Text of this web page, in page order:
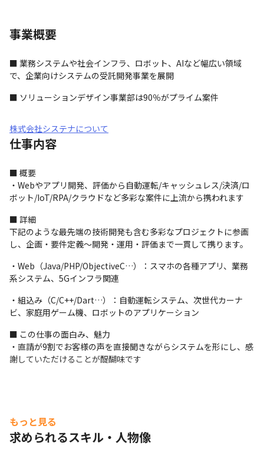
事業概要
■ 業務システムや社会インフラ、ロボット、AIなど幅広い領域
で、企業向けシステムの受託開発事業を展開
■ ソリューションデザイン事業部は90％がプライム案件
株式会社システナについて
仕事内容
■ 概要
・Webやアプリ開発、評価から自動運転/キャッシュレス/決済/ロ
ボット/IoT/RPA/クラウドなど多彩な案件に上流から携われます
■ 詳細
下記のような最先端の技術開発も含む多彩なプロジェクトに参画
し、企画・要件定義～開発・運用・評価まで一貫して携ります。
・Web（Java/PHP/ObjectiveC…）：スマホの各種アプリ、業務
系システム、5Gインフラ関連
・組込み（C/C++/Dart…）：自動運転システム、次世代カーナ
ビ、家庭用ゲーム機、ロボットのアプリケーション
■ この仕事の面白み、魅力
・直請が9割でお客様の声を直接聞きながらシステムを形にし、感
謝していただけることが醍醐味です
もっと見る
求められるスキル・人物像